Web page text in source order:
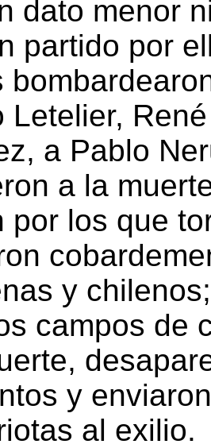
dato menor
partido por
Letelier,
a Pablo
a la
por los que
y
campos de
y
al exilio.